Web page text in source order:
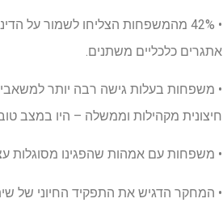
אתגרים כלכליים משתנים.
• משפחות בעלות גישה רבה יותר
חיצונית מקהילות וממשלה – היו במצב
• משפחות עם אמהות שהפגינו מסוגלות
• המחקר הדגיש את התפקיד החיוני של